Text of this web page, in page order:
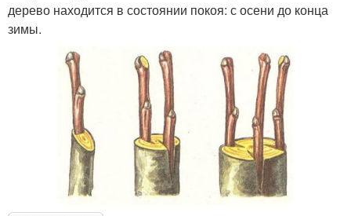
дерево находится в состоянии покоя: с осени до конца
зимы.